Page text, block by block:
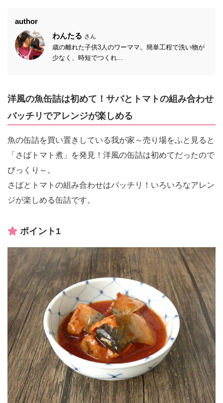
author
わんたる さん
歳の離れた子供3人のワーママ。簡単工程で洗い物が
少なく、時短でつくれ...
洋風の魚缶詰は初めて！サバとトマトの組み合わせ
バッチリでアレンジが楽しめる
魚の缶詰を買い置きしている我が家～売り場をふと見ると
「さばトマト煮」を発見！洋風の缶詰は初めてだったので
びっくり～。
さばとトマトの組み合わせはバッチリ！いろいろなアレン
ジが楽しめる缶詰です。
ポイント1